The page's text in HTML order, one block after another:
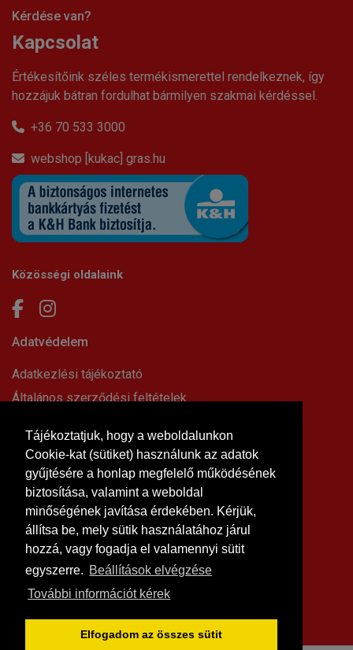
Tájékoztatjuk, hogy a weboldalunkon
Cookie-kat (sütiket) használunk az adatok
gyűjtésére a honlap megfelelő működésének
biztosítása, valamint a weboldal
minőségének javítása érdekében. Kérjük,
állítsa be, mely sütik használatához járul
hozzá, vagy fogadja el valamennyi sütit
egyszerre. Beállítások elvégzése
További információt kérek
Elfogadom az összes sütit
Kérdése van?
Kapcsolat
Értékesítőink széles termékismerettel rendelkeznek, így
hozzájuk bátran fordulhat bármilyen szakmai kérdéssel.
+36 70 533 3000
webshop [kukac] gras.hu
Közösségi oldalaink
Adatvédelem
Adatkezlési tájékoztató
Általános szerződési feltételek
Impresszum
Süti beállítások
Információk
Hírek, cikkek
Kapcsolat
Letölthető dokumentumok
Rólunk
Vásárlási feltételek